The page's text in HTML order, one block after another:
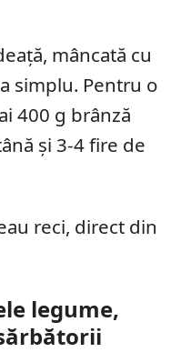
mâncată cu
simplu. Pentru o
400 g brânză
și 3-4 fire de
reci, direct din
legume,